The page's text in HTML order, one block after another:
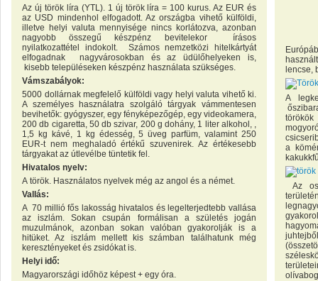
Az új török líra (YTL). 1 új török líra = 100 kurus. Az EUR és
az USD mindenhol elfogadott. Az országba vihető külföldi,
illetve helyi valuta mennyisége nincs korlátozva, azonban
nagyobb összegű készpénz bevitelekor írásos
nyilatkozattétel indokolt. Számos nemzetközi hitelkártyát
elfogadnak nagyvárosokban és az üdülőhelyeken is,
kisebb településeken készpénz használata szükséges.
Vámszabályok:
5000 dollárnak megfelelő külföldi vagy helyi valuta vihető ki.
A személyes használatra szolgáló tárgyak vámmentesen
bevihetők: gyógyszer, egy fényképezőgép, egy videokamera,
200 db cigaretta, 50 db szivar, 200 g dohány, 1 liter alkohol, ,
1,5 kg kávé, 1 kg édesség, 5 üveg parfüm, valamint 250
EUR-t nem meghaladó értékű szuvenirek. Az értékesebb
tárgyakat az útlevélbe tüntetik fel.
Hivatalos nyelv:
A török. Használatos nyelvek még az angol és a német.
Vallás:
A 70 millió fős lakosság hivatalos és legelterjedtebb vallása
az iszlám. Sokan csupán formálisan a születés jogán
muzulmánok, azonban sokan valóban gyakorolják is a
hitüket. Az iszlám mellett kis számban találhatunk még
keresztényeket és zsidókat is.
Helyi idő:
Magyarországi időhöz képest + egy óra.
lencse,
A
a
Az